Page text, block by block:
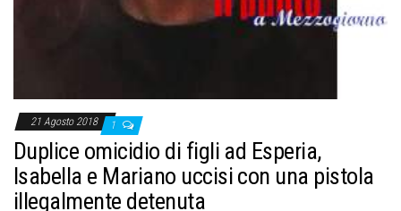
21 Agosto 2018 1
Duplice omicidio di figli ad Esperia,
Isabella e Mariano uccisi con una pistola
illegalmente detenuta